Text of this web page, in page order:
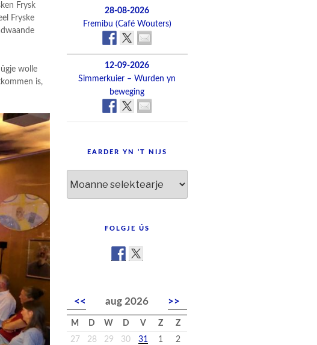
Frysk
Fryske
wolle
is,
28-08-2026
Fremibu (Café Wouters)
12-09-2026
Simmerkuier – Wurden yn
beweging
EARDER YN ’T NIJS
yn
FOLGJE ÚS
<< aug 2026 >>
M D W D V Z
Z
27
28 29 30 31 1
2